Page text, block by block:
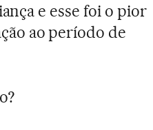
e esse foi o pior
ao período de